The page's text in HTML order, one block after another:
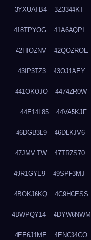
3YXUATB4 3Z3344KT
418TPYOG 41A6AQPI
42HIOZNV 42QOZROE
43IP3TZ3 43OJ1AEY
441OKOJO 4474ZR0W
44E14L85 44VA5KJF
46DGB3L9 46DLKJV6
47JMVITW 47TRZS70
49R1GYE9 49SPF3MJ
4BOKJ6KQ 4C9HCESS
4DWPQY14 4DYW6NWM
4EE6J1ME 4ENC34CO